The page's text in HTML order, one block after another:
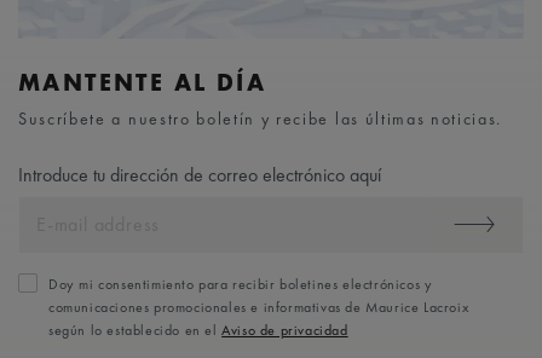
MANTENTE AL DÍA
Suscríbete a nuestro boletín y recibe las últimas noticias.
Introduce tu dirección de correo electrónico aquí
Doy mi consentimiento para recibir boletines electrónicos y
comunicaciones promocionales e informativas de Maurice Lacroix
según lo establecido en elAviso de privacidad